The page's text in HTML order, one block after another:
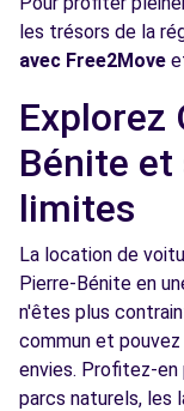
Voir l'agence
Free2Move
STE-FOY-LES-
BIS RUE
STE-FOY-
Free2move
51 RUE ROGER
VENISSIEUX,
les trésors de la
avec Free2Move
Explorez
Bénite et
limites
La location de
Pierre-Bénite en
n'êtes plus
commun et
envies. Profitez-en
parcs naturels, les